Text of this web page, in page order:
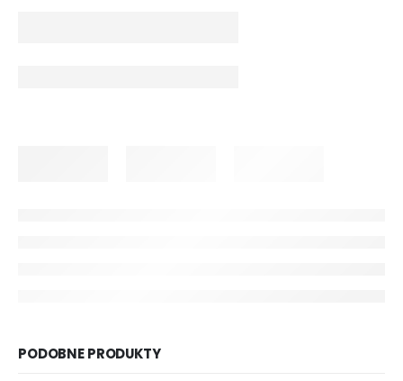
PODOBNE PRODUKTY